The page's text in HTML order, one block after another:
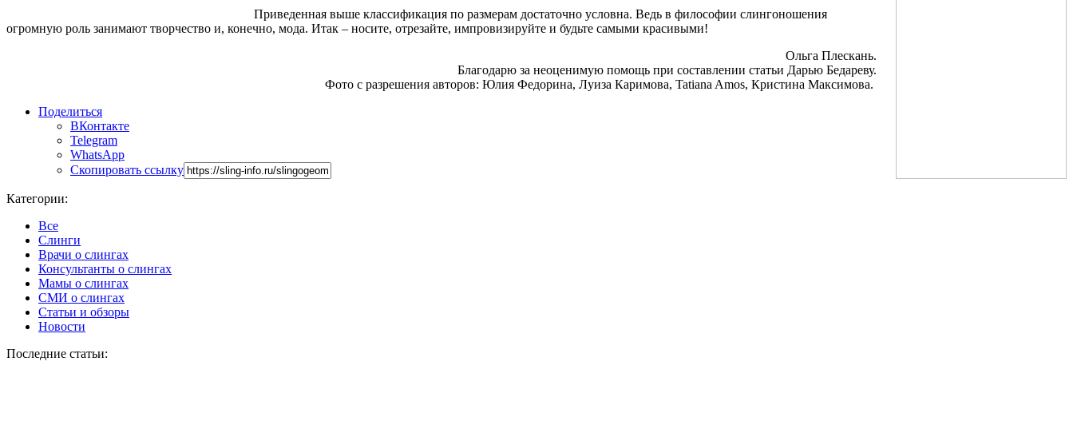
Приведенная выше классификация по размерам достаточно условна. Ведь в философии слингоношения
огромную роль занимают творчество и, конечно, мода. Итак – носите, отрезайте, импровизируйте и будьте самыми красивыми!
Ольга Плескань.
Благодарю за неоценимую помощь при составлении статьи Дарью Бедареву.
Фото с разрешения авторов: Юлия Федорина, Луиза Каримова, Tatiana Amos, Кристина Максимова.
Поделиться
ВКонтакте
Telegram
WhatsApp
Скопировать ссылку
Категории:
Все
Слинги
Врачи о слингах
Консультанты о слингах
Мамы о слингах
СМИ о слингах
Статьи и обзоры
Новости
Последние статьи: